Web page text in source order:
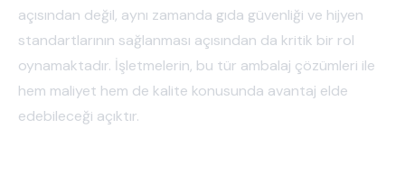
açısından değil, aynı zamanda gıda güvenliği ve hijyen
standartlarının sağlanması açısından da kritik bir rol
oynamaktadır. İşletmelerin, bu tür ambalaj çözümleri ile
hem maliyet hem de kalite konusunda avantaj elde
edebileceği açıktır.